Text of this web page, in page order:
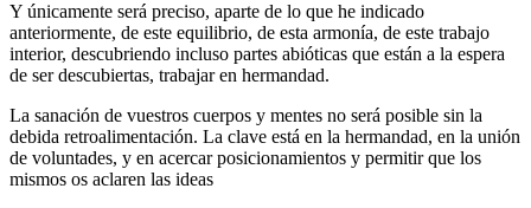
Y únicamente será preciso, aparte de lo que he indicado
anteriormente, de este equilibrio, de esta armonía, de este trabajo
interior, descubriendo incluso partes abióticas que están a la espera
de ser descubiertas, trabajar en hermandad.
La sanación de vuestros cuerpos y mentes no será posible sin la
debida retroalimentación. La clave está en la hermandad, en la unión
de voluntades, y en acercar posicionamientos y permitir que los
mismos os aclaren las ideas